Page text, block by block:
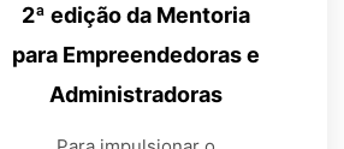
2ª edição da Mentoria
para Empreendedoras e
Administradoras